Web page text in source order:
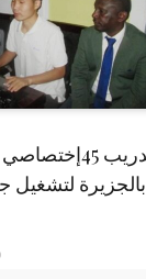
تدريب
بالجزيرة